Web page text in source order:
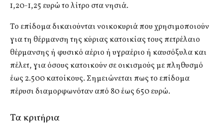
1,20-1,25 ευρώ το λίτρο στα νησιά.
Το επίδομα δικαιούνται νοικοκυριά που χρησιμοποιούν
για τη θέρμανση της κύριας κατοικίας τους πετρέλαιο
θέρμανσης ή φυσικό αέριο ή υγραέριο ή καυσόξυλα και
πέλετ, για όσους κατοικούν σε οικισμούς με πληθυσμό
έως 2.500 κατοίκους. Σημειώνεται πως το επίδομα
πέρυσι διαμορφωνόταν από 80 έως 650 ευρώ.
Τα κριτήρια